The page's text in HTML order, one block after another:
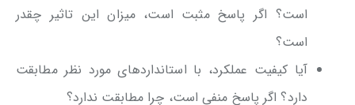
است؟ اگر پاسخ مثبت است، میزان این تاثیر چقدر
است؟
آیا کیفیت عملکرد، با استانداردهای مورد نظر مطابقت
دارد؟ اگر پاسخ منفی است، چرا مطابقت ندارد؟